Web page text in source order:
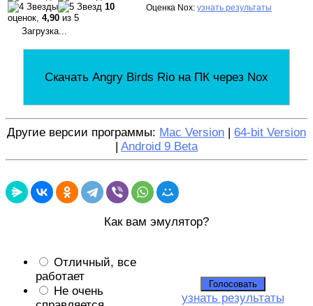
10
оценок, 4,90 из 5
Загрузка...
Оценка Nox: узнать результаты
Скачать Angry Birds Rio на ПК через Nox
Другие версии программы: Mac Version | 64-bit Version
| Android 9 Beta
Как вам эмулятор?
Отличный, все
работает
Не очень
узнать результаты